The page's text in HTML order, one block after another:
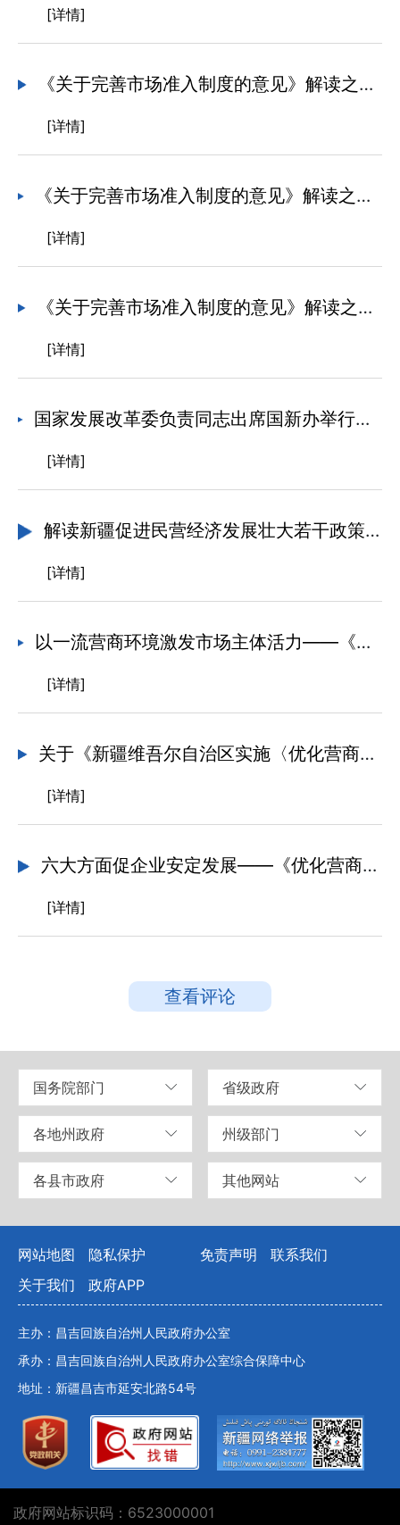
[详情]
《关于完善市场准入制度的意见》解读之三 深入推动市场准入制度不断完善
[详情]
《关于完善市场准入制度的意见》解读之二 优化新业态新领域市场准入环境 更好因地制宜加快发展新质生产力
[详情]
《关于完善市场准入制度的意见》解读之一完善有力推动经济高质量发展的市场准入制度
[详情]
国家发展改革委负责同志出席国新办举行的营造市场化、法治化、国际化一流营商环境国务院政策例行吹风会 介绍相关情况并回答记者提问
[详情]
解读新疆促进民营经济发展壮大若干政策措施
[详情]
以一流营商环境激发市场主体活力——《自治区实施营商环境优化提升三年行动方案（2022—2025年）》解读
[详情]
关于《新疆维吾尔自治区实施〈优化营商环境条例〉办法》的政策解读
[详情]
六大方面促企业安定发展——《优化营商环境条例》解读
[详情]
查看评论
国务院部门 省级政府
各地州政府 州级部门
各县市政府 其他网站
网站地图 隐私保护 免责声明
联系我们
关于我们
政府APP
主办：昌吉回族自治州人民政府办公室
承办：昌吉回族自治州人民政府办公室综合保障中心
地址：新疆昌吉市延安北路54号
政府网站标识码：6523000001